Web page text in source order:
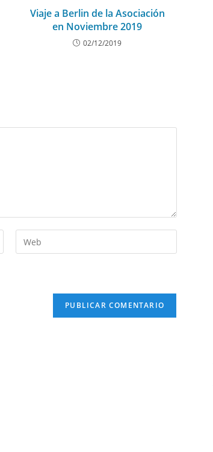
Viaje a Berlin de la Asociación
en Noviembre 2019
02/12/2019